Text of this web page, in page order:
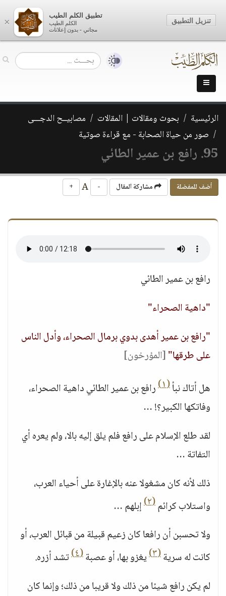
الرئيسية بحوث ومقالات | المقالات
مصابيــح الدجـــى
صور من حياة الصحابة - مع قراءة صوتية
95. رافع بن عمير الطائي
أضف للمفضلة مشاركة المقال -
+
رافع بن عمير الطائي
"داهية الصحراء"
"رافع بن عمير أهدى بدوي برمال الصحراء، وأدل الناس
على طرقها"[المؤرخون]
هل أتاك نبأ(١)
رافع بن عمير الطائي داهية الصحراء،
وفاتكها الكبير؟! …
لقد طلع الإسلام على رافع فلم يلق إليه بالا، ولم يعره أي
التفاتة …
ذلك لأنه كان مشغولا عنه بالإغارة على أحياء العرب،
واستلاب كرائم(٢)
إبلهم …
ولا تحسبن أن رافعا كان زعيم قبيلة من قبائل العرب، أو
كانت له سرية(٣) يغزو بها، أو عصبة(٤)
تشد أزره.
لم يكن رافع شيئا من ذلك ولا قريبا من ذلك؛ وإنما كان
×
تطبيق الكلم الطيب
الكلم الطيب
مجاني - بدون إعلانات
تنزيل التطبيق